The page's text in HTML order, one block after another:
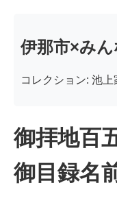
伊那市×みん
コレクション: 池上
御拝地百
御目録名